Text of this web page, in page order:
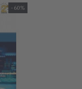
-60%